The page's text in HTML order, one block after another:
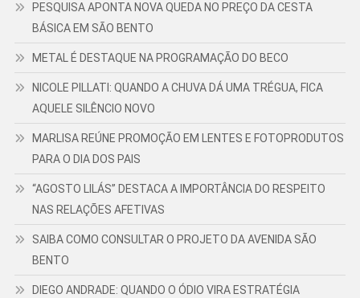
PESQUISA APONTA NOVA QUEDA NO PREÇO DA CESTA
BÁSICA EM SÃO BENTO
METAL É DESTAQUE NA PROGRAMAÇÃO DO BECO
NICOLE PILLATI: QUANDO A CHUVA DÁ UMA TRÉGUA, FICA
AQUELE SILÊNCIO NOVO
MARLISA REÚNE PROMOÇÃO EM LENTES E FOTOPRODUTOS
PARA O DIA DOS PAIS
“AGOSTO LILÁS” DESTACA A IMPORTÂNCIA DO RESPEITO
NAS RELAÇÕES AFETIVAS
SAIBA COMO CONSULTAR O PROJETO DA AVENIDA SÃO
BENTO
DIEGO ANDRADE: QUANDO O ÓDIO VIRA ESTRATÉGIA